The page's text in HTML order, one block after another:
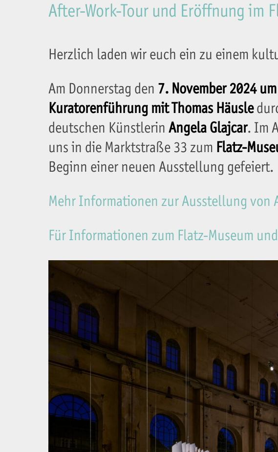
After-Work-Tour und Eröffnung im
Herzlich laden wir euch ein zu einem
Am Donnerstag den 7. November 2024
Kuratorenführung mit Thomas Häusle
deutschen Künstlerin Angela Glajcar. Im
uns in die Marktstraße 33 zum Flatz-
Beginn einer neuen Ausstellung gefeiert.
Mehr Informationen zur Ausstellung von
Für Informationen zum Flatz-Museum